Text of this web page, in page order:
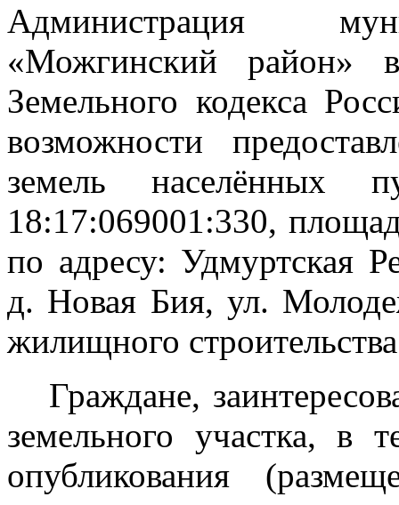
Администрация
«Можгинский район» в
Земельного кодекса
возможности
земель населённых
18:17:069001:330,
по адресу: Удмуртская
д. Новая Бия, ул.
жилищного
Граждане,
земельного участка, в
опубликования